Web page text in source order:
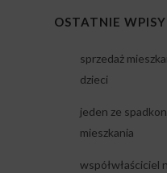
OSTATNIE WPISY
sprzedaż
dzieci
jeden ze
mieszkania
współwłaściciel